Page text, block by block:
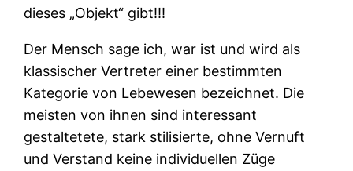
dieses „Objekt“ gibt!!!
Der Mensch sage ich, war ist und wird als
klassischer Vertreter einer bestimmten
Kategorie von Lebewesen bezeichnet. Die
meisten von ihnen sind interessant
gestaltetete, stark stilisierte, ohne Vernuft
und Verstand keine individuellen Züge